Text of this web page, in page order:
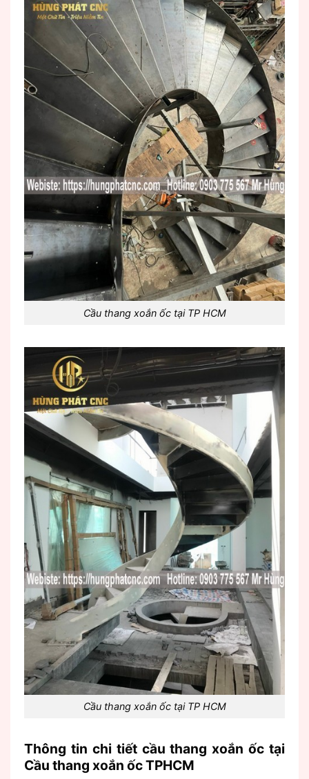
Cầu thang xoắn ốc tại TP HCM
Cầu thang xoắn ốc tại TP HCM
Thông tin chi tiết cầu thang xoắn ốc tại
Cầu thang xoắn ốc TPHCM